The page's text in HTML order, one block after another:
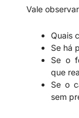
Vale
Quais
Se há
Se o
que
Se o
sem